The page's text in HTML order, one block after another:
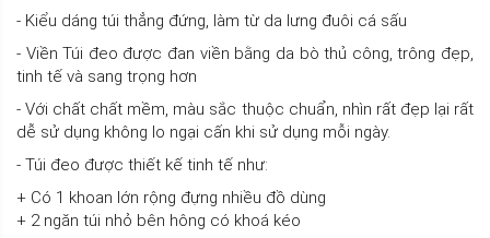
- Kiểu dáng túi thẳng đứng, làm từ da lưng đuôi cá sấu
- Viền Túi đeo được đan viền bằng da bò thủ công, trông đẹp,
tinh tế và sang trọng hơn
- Với chất chất mềm, màu sắc thuộc chuẩn, nhìn rất đẹp lại rất
dễ sử dụng không lo ngại cấn khi sử dụng mỗi ngày.
- Túi đeo được thiết kế tinh tế như:
+ Có 1 khoan lớn rộng đựng nhiều đồ dùng
+ 2 ngăn túi nhỏ bên hông có khoá kéo